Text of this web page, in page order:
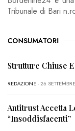
Tribunale di Bari
CONSUMATORI
Strutture Chiuse
REDAZIONE- 26
Antitrust Accetta
“Insoddisfacenti”